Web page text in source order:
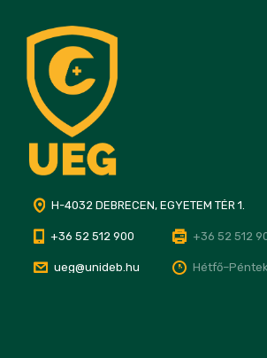
H-4032 DEBRECEN, EGYETEM TÉR 1.
+36 52 512 900 +36 52 512
ueg@unideb.hu